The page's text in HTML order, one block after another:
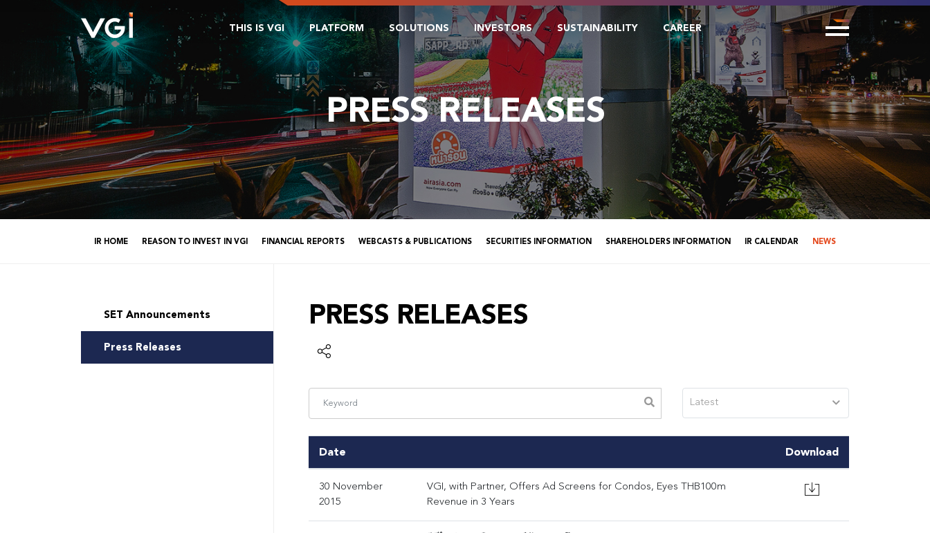
THIS IS VGI PLATFORM SOLUTIONS INVESTORS SUSTAINABILITY CAREER
PRESS RELEASES
IR HOME REASON TO INVEST IN VGI FINANCIAL REPORTS WEBCASTS & PUBLICATIONS SECURITIES INFORMATION SHAREHOLDERS INFORMATION IR CALENDAR NEWS
SET Announcements
Press Releases
PRESS RELEASES
Latest
Date Download
30 November
2015
VGI, with Partner, Offers Ad Screens for Condos, Eyes THB100m
Revenue in 3 Years